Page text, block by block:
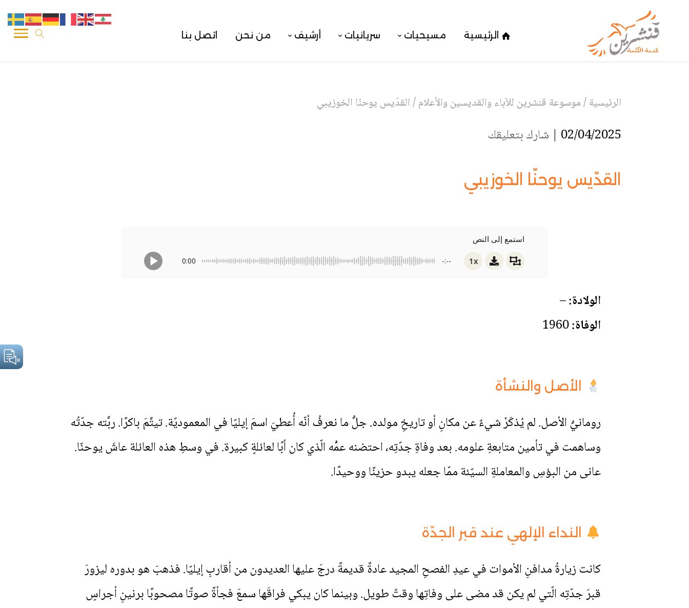
الرئيسية مسيحيات سريانيات أرشيف من نحن اتصل بنا
الرئيسية/موسوعة قنشرين للآباء والقديسين والأعلام/القدّيس يوحنّا الخوزيبي
02/04/2025 | شارك بتعليقك
القدّيس يوحنّا الخوزيبي
استمع إلى النص
0:00 -:-- 1x
الولادة:–
الوفاة:
الأصل والنشأة
رومانيُّ الأصل. لم يُذكَرْ شيءٌ عن مكانِ أو تاريخِ مولده. جلُّ ما نعرفُ أنّه أُعطيَ اسمَ إيليّا في المعموديّة. تيتَّمَ باكرًا. ربَّته جدّتُه
وساهمت في تأمين متابعةِ علومه. بعد وفاةِ جدّتِه، احتضنه عمُّه الّذي كان أبًا لعائلةٍ كبيرة. في وسطِ هذه العائلة عاشَ يوحنّا.
عانى من البؤسِ والمعاملةِ السيّئة ممّا جعله يبدو حزينًا ووحيدًا.
النداء الإلهي عند قبر الجدّة
كانت زيارةُ مدافنِ الأموات في عيدِ الفصحِ المجيد عادةً قديمةً درجَ عليها العديدون من أقاربِ إيليّا. فذهبَ هو بدوره ليزورَ
قبرَ جدّتِه الّتي لم يكن قد مضى على وفاتِها وقتٌ طويل. وبينما كان يبكي فراقَها سمعَ فجأةً صوتًا مصحوبًا برنينِ أجراسٍ